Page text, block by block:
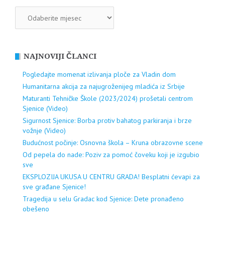
NAJNOVIJI ČLANCI
Pogledajte momenat izlivanja ploče za Vladin dom
Humanitarna akcija za najugroženijeg mladića iz Srbije
Maturanti Tehničke Škole (2023/2024) prošetali centrom
Sjenice (Video)
Sigurnost Sjenice: Borba protiv bahatog parkiranja i brze
vožnje (Video)
Budućnost počinje: Osnovna škola – Kruna obrazovne scene
Od pepela do nade: Poziv za pomoć čoveku koji je izgubio
sve
EKSPLOZIJA UKUSA U CENTRU GRADA! Besplatni ćevapi za
sve građane Sjenice!
Tragedija u selu Gradac kod Sjenice: Dete pronađeno
obešeno